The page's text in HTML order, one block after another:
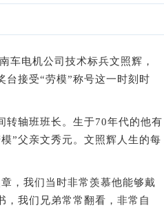
电机公司技术标兵文照辉，
台接受“劳模”称号这一时刻时
轴班班长。生于70年代的他有
”父亲文秀元。文照辉人生的每
，我们当时非常羡慕他能够戴
，我们兄弟常常翻看，非常自